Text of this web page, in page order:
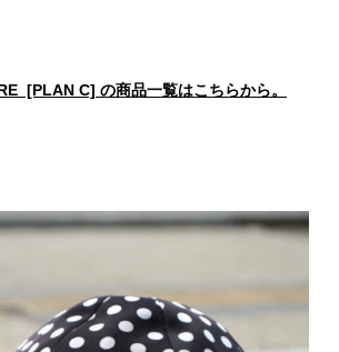
[PLAN C] の商品一覧はこちらから。